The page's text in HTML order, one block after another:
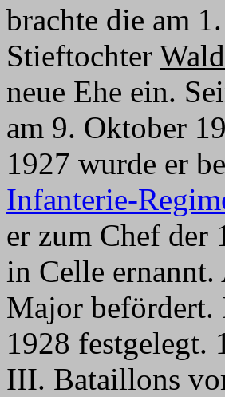
brachte die am
Stieftochter
neue Ehe ein.
am 9. Oktober
1927 wurde er
Infanterie-
er zum Chef
in Celle
Major befördert.
1928 festgelegt.
III. Bataillons